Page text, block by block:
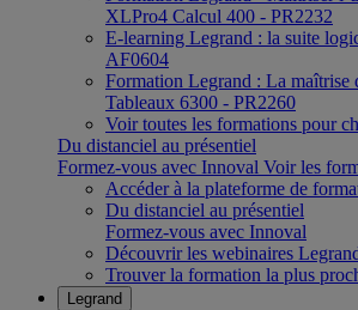
XLPro4 Calcul 400 - PR2232
E-learning Legrand : la suite
AF0604
Formation Legrand : La
Tableaux 6300 - PR2260
Voir toutes les formations pour
Du distanciel au présentiel
Formez-vous avec Innoval Voir les
Accéder à la plateforme de
Du distanciel au présentiel
Formez-vous avec Innoval
Découvrir les webinaires
Trouver la formation la plus
Legrand